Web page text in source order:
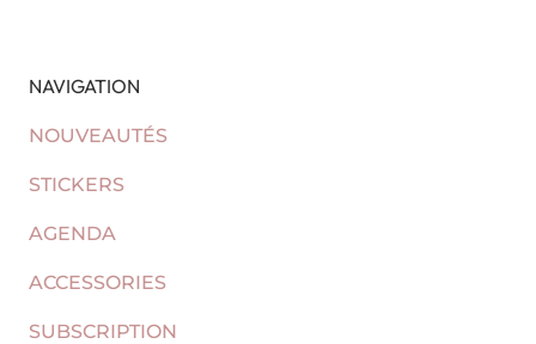
NAVIGATION
NOUVEAUTÉS
STICKERS
AGENDA
ACCESSORIES
SUBSCRIPTION